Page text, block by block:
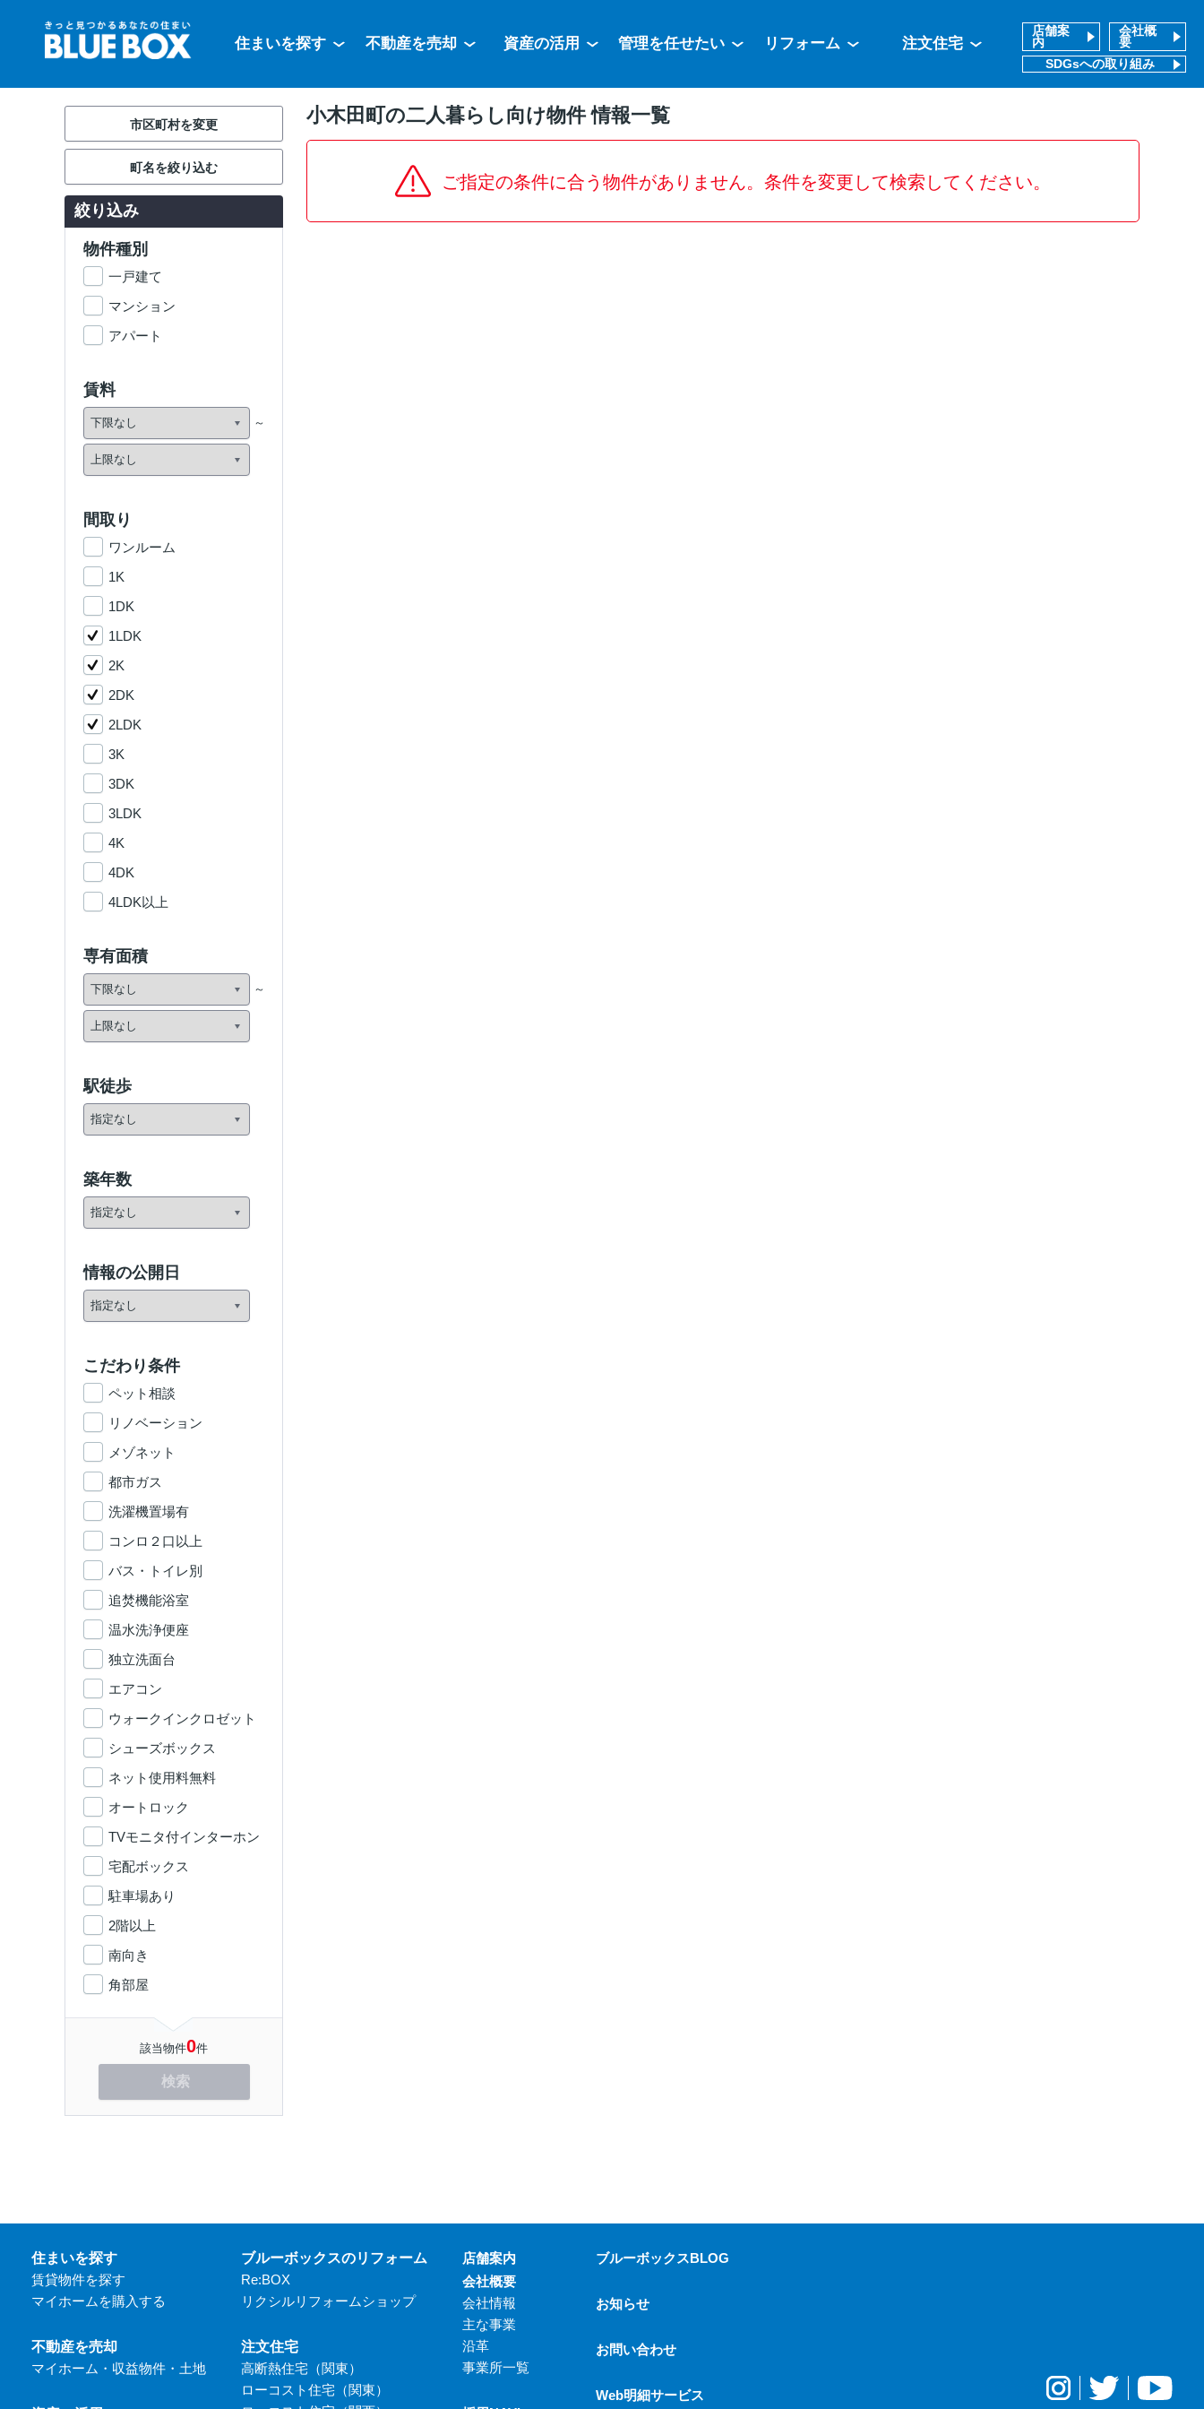
住まいを探す 不動産を売却 資産の活用 管理を任せたい リフォーム 注文住宅
店舗案
内
会社概
要
SDGsへの取り組み
小木田町の二人暮らし向け物件 情報一覧
ご指定の条件に合う物件がありません。条件を変更して検索してください。
市区町村を変更
町名を絞り込む
絞り込み
物件種別
一戸建て
マンション
アパート
賃料
間取り
ワンルーム
1K
1DK
1LDK
2K
2DK
2LDK
3K
3DK
3LDK
4K
4DK
4LDK以上
専有面積
駅徒歩
築年数
情報の公開日
こだわり条件
ペット相談
リノベーション
メゾネット
都市ガス
洗濯機置場有
コンロ２口以上
バス・トイレ別
追焚機能浴室
温水洗浄便座
独立洗面台
エアコン
ウォークインクロゼット
シューズボックス
ネット使用料無料
オートロック
TVモニタ付インターホン
宅配ボックス
駐車場あり
2階以上
南向き
角部屋
該当物件0件
検索
住まいを探す
賃貸物件を探す
マイホームを購入する
不動産を売却
マイホーム・収益物件・土地
ブルーボックスのリフォーム
Re:BOX
リクシルリフォームショップ
注文住宅
高断熱住宅（関東）
ローコスト住宅（関東）
店舗案内
会社概要
会社情報
主な事業
沿革
事業所一覧
ブルーボックスBLOG
お知らせ
お問い合わせ
Web明細サービス